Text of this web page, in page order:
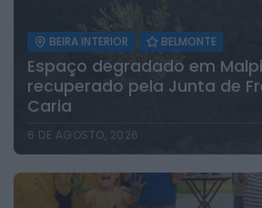
BEIRA INTERIOR BELMONTE
Espaço degradado em
recuperado pela Junta de
Caria
6 DE AGOSTO, 2026